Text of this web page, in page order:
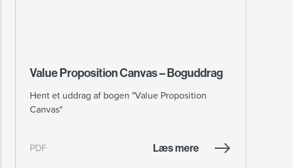
Value Proposition Canvas – Boguddrag
Hent et uddrag af bogen "Value Proposition
Canvas"
PDF Læs mere